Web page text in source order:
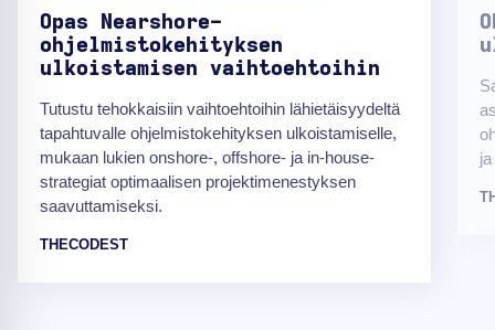
Opas Nearshore-
ohjelmistokehityksen
ulkoistamisen vaihtoehtoihin
Tutustu tehokkaisiin vaihtoehtoihin lähietäisyydeltä
tapahtuvalle ohjelmistokehityksen ulkoistamiselle,
mukaan lukien onshore-, offshore- ja in-house-
strategiat optimaalisen projektimenestyksen
saavuttamiseksi.
THECODEST